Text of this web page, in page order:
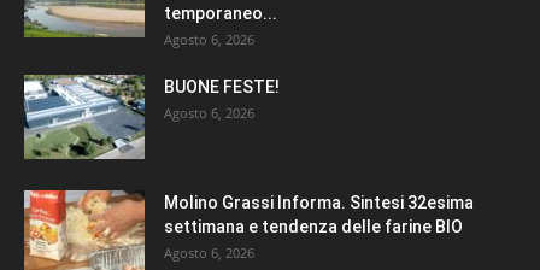
temporaneo...
Agosto 6, 2026
BUONE FESTE!
Agosto 6, 2026
Molino Grassi Informa. Sintesi 32esima
settimana e tendenza delle farine BIO
Agosto 6, 2026